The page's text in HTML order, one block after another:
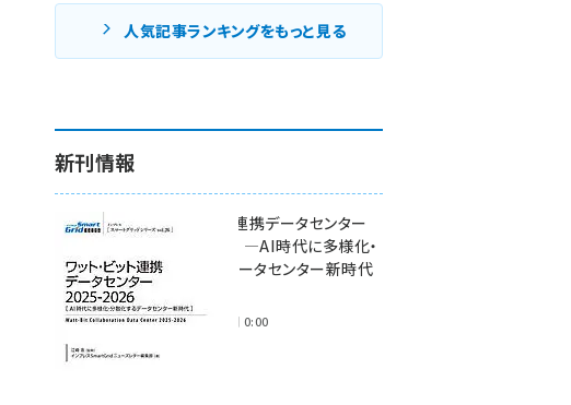
人気記事ランキングをもっと見る
新刊情報
ワット・ビット連携データセンター
2025-2026 ―AI時代に多様化・
分散化するデータセンター新時代
2025年11月28日 0:00